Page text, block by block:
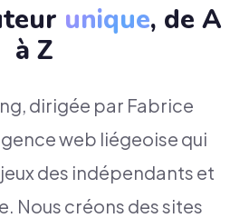
unique, de A
à Z
dirigée par Fabrice
web liégeoise qui
des indépendants et
Nous créons des sites